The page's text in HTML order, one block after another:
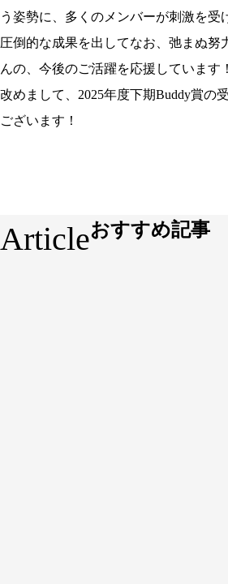
う姿勢に、多くのメンバーが刺激を受
圧倒的な成果を出してなお、弛まぬ努
んの、今後のご活躍を応援しています！
改めまして、2025年度下期Buddy賞の
ございます！
おすすめ記事
Article